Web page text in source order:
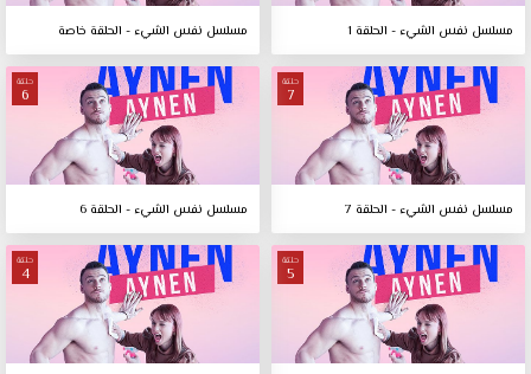
مسلسل نفس الشيء - الحلقة 1 مسلسل نفس الشيء - الحلقة خاصة
حلقة
7
مسلسل نفس الشيء - الحلقة 7
حلقة
6
مسلسل نفس الشيء - الحلقة 6
حلقة
5
حلقة
4